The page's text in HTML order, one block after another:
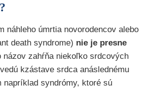
náhleho úmrtia novorodencov alebo
death syndrome) nie je presne
názov zahŕňa niekoľko srdcových
kzástave srdca anáslednému
napríklad syndrómy, ktoré sú